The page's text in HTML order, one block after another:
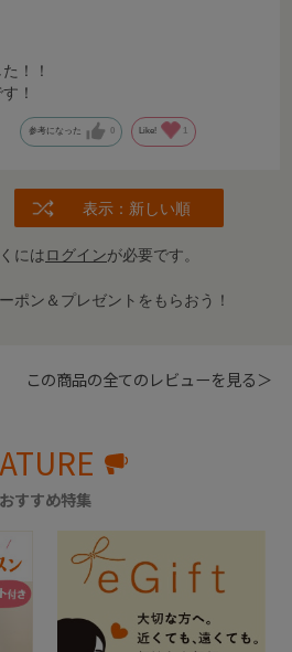
！！
！
参考になった 0 Like! 1
表示：新しい順
にはログインが必要です。
ポン＆プレゼントをもらおう！
この商品の全てのレビューを見る＞
おすすめ特集